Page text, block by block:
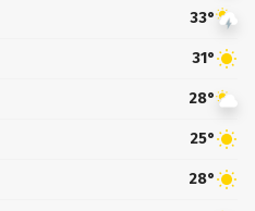
33°
31°
28°
25°
28°